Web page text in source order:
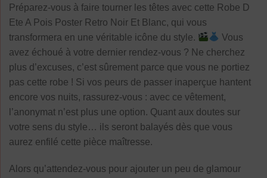
notations
client
Préparez-vous à faire tourner les têtes avec cette Robe D
Ete A Pois Poster Retro Noir Et Blanc, qui vous
transformera en une véritable icône du style.
Vous
avez échoué à votre dernier rendez-vous ? Ne cherchez
plus d’excuses, c’est sûrement parce que vous ne portiez
pas cette robe ! Si vos peurs de passer inaperçue hantent
encore vos nuits, rassurez-vous : avec ce vêtement,
l’anonymat n’est plus une option. Quant aux doutes sur
votre sens du style… ils seront balayés dès que vous
aurez enfilé cette pièce maîtresse.
Alors qu’attendez-vous pour ajouter un peu de glamour